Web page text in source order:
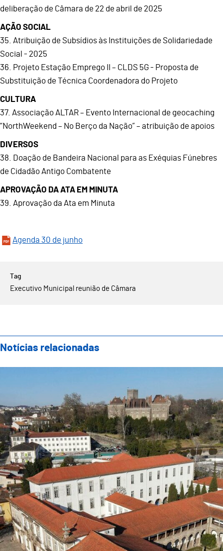
deliberação de Câmara de 22 de abril de 2025
AÇÃO SOCIAL
35. Atribuição de Subsídios às Instituições de Solidariedade
Social - 2025
36. Projeto Estação Emprego II – CLDS 5G - Proposta de
Substituição de Técnica Coordenadora do Projeto
CULTURA
37. Associação ALTAR – Evento Internacional de geocaching
“NorthWeekend – No Berço da Nação” – atribuição de apoios
DIVERSOS
38. Doação de Bandeira Nacional para as Exéquias Fúnebres
de Cidadão Antigo Combatente
APROVAÇÃO DA ATA EM MINUTA
39. Aprovação da Ata em Minuta
Agenda 30 de junho
Executivo Municipal reunião de Câmara
Notícias relacionadas